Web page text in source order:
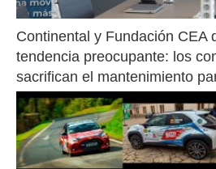
Continental y Fundación CEA
tendencia preocupante: los
sacrifican el mantenimiento